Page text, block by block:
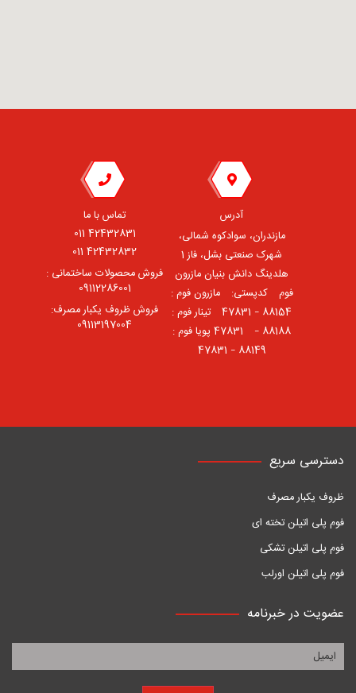
آدرس
مازندران، سوادکوه شمالی،
شهرک صنعتی بشل، فاز 1
هلدینگ دانش بنیان مازرون
فوم ⠀کدپستی: ⠀مازرون فوم :
88154 – 47831 ⠀تینار فوم :
88188 – 47831⠀ پویا فوم :
88149 – 47831
تماس با ما
42432831 011
42432832 011
فروش محصولات ساختمانی :
09112286001
فروش ظروف یکبار مصرف:
09113197004
دسترسی سریع
ظروف یکبار مصرف
فوم پلی اتیلن تخته ای
فوم پلی اتیلن تشکی
فوم پلی اتیلن اورلب
عضویت در خبرنامه